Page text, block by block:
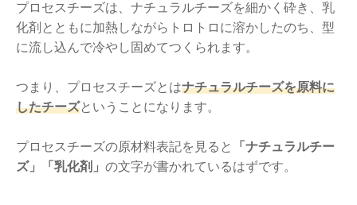
プロセスチーズは、ナチュラルチーズを細かく砕き、乳
化剤とともに加熱しながらトロトロに溶かしたのち、型
に流し込んで冷やし固めてつくられます。
つまり、プロセスチーズとはナチュラルチーズを原料に
したチーズということになります。
プロセスチーズの原材料表記を見ると
「ナチュラルチー
ズ」「乳化剤」 の文字が書かれているはずです。